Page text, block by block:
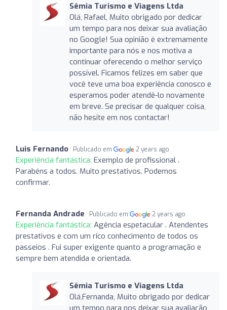
Sêmia Turismo e Viagens Ltda
Olá, Rafael, Muito obrigado por dedicar
um tempo para nos deixar sua avaliação
no Google! Sua opinião é extremamente
importante para nós e nos motiva a
continuar oferecendo o melhor serviço
possível. Ficamos felizes em saber que
você teve uma boa experiência conosco e
esperamos poder atendê-lo novamente
em breve. Se precisar de qualquer coisa,
não hesite em nos contactar!
Luis Fernando Publicado em 2 years ago
Experiência fantástica: Exemplo de profissional .
Parabéns a todos. Muito prestativos. Podemos
confirmar.
Fernanda Andrade Publicado em 2 years ago
Experiência fantástica: Agência espetacular . Atendentes
prestativos e com um rico conhecimento de todos os
passeios . Fui super exigente quanto a programação e
sempre bem atendida e orientada.
Sêmia Turismo e Viagens Ltda
Olá,Fernanda, Muito obrigado por dedicar
um tempo para nos deixar sua avaliação